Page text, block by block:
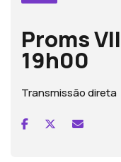
Proms
19h00
Transmissão direta